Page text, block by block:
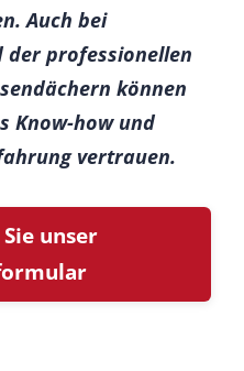
Auch bei
der professionellen
können
Know-how und
vertrauen.
unser